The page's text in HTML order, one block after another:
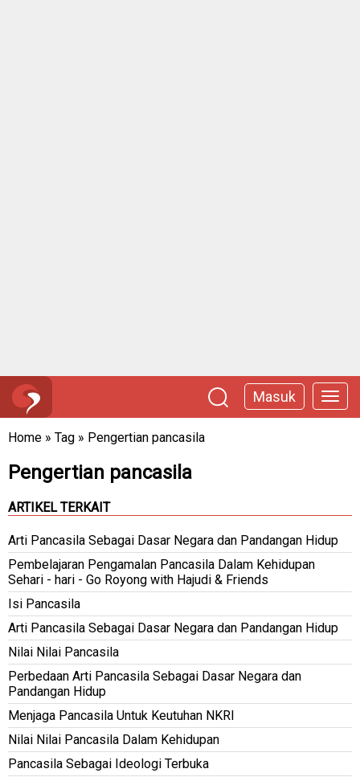
Masuk
Home » Tag » Pengertian pancasila
Pengertian pancasila
ARTIKEL TERKAIT
Arti Pancasila Sebagai Dasar Negara dan Pandangan Hidup
Pembelajaran Pengamalan Pancasila Dalam Kehidupan
Sehari - hari - Go Royong with Hajudi & Friends
Isi Pancasila
Arti Pancasila Sebagai Dasar Negara dan Pandangan Hidup
Nilai Nilai Pancasila
Perbedaan Arti Pancasila Sebagai Dasar Negara dan
Pandangan Hidup
Menjaga Pancasila Untuk Keutuhan NKRI
Nilai Nilai Pancasila Dalam Kehidupan
Pancasila Sebagai Ideologi Terbuka